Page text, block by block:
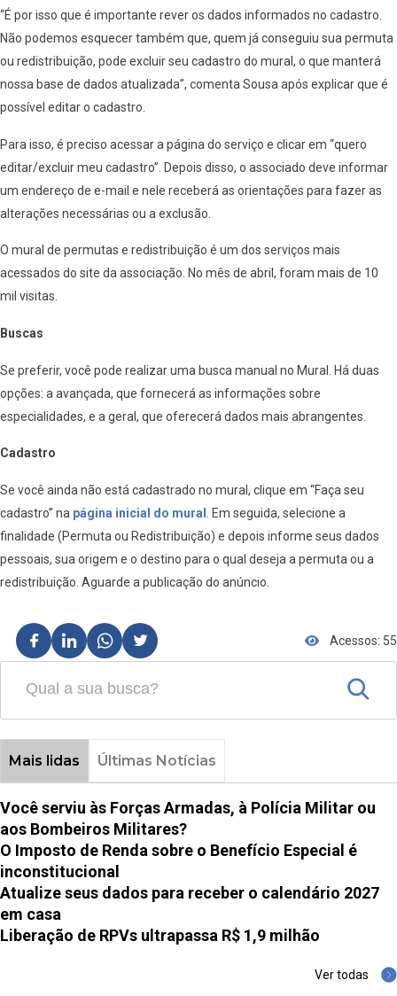
“É por isso que é importante rever os dados informados no cadastro.
Não podemos esquecer também que, quem já conseguiu sua permuta
ou redistribuição, pode excluir seu cadastro do mural, o que manterá
nossa base de dados atualizada”, comenta Sousa após explicar que é
possível editar o cadastro.
Para isso, é preciso acessar a página do serviço e clicar em “quero
editar/excluir meu cadastro”. Depois disso, o associado deve informar
um endereço de e-mail e nele receberá as orientações para fazer as
alterações necessárias ou a exclusão.
O mural de permutas e redistribuição é um dos serviços mais
acessados do site da associação. No mês de abril, foram mais de 10
mil visitas.
Buscas
Se preferir, você pode realizar uma busca manual no Mural. Há duas
opções: a avançada, que fornecerá as informações sobre
especialidades, e a geral, que oferecerá dados mais abrangentes.
Cadastro
Se você ainda não está cadastrado no mural, clique em “Faça seu
cadastro” na página inicial do mural
. Em seguida, selecione a
finalidade (Permuta ou Redistribuição) e depois informe seus dados
pessoais, sua origem e o destino para o qual deseja a permuta ou a
redistribuição. Aguarde a publicação do anúncio.
Acessos: 55
Mais lidas Últimas Notícias
Você serviu às Forças Armadas, à Polícia Militar ou
aos Bombeiros Militares?
O Imposto de Renda sobre o Benefício Especial é
inconstitucional
Atualize seus dados para receber o calendário 2027
em casa
Liberação de RPVs ultrapassa R$ 1,9 milhão
Ver todas